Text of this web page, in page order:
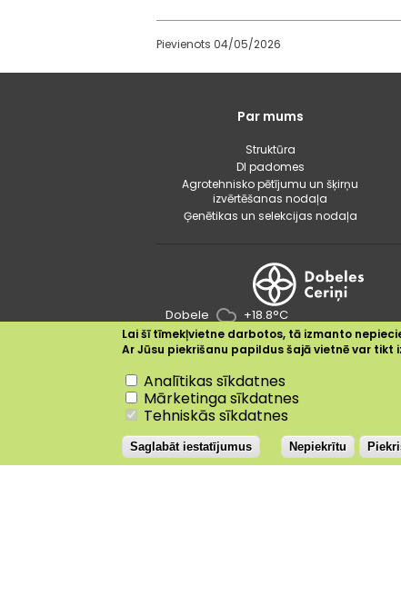
Pievienots 04/05/2026
Par mums
Struktūra
DI padomes
Agrotehnisko pētījumu un šķirņu
izvērtēšanas nodaļa
Ģenētikas un selekcijas nodaļa
Dobele +18.8°C
Lai šī tīmekļvietne darbotos, tā izmanto
Ar Jūsu piekrišanu papildus šajā vietnē var
Analītikas sīkdatnes
Mārketinga sīkdatnes
Tehniskās sīkdatnes
Saglabāt iestatījumus Nepiekrītu